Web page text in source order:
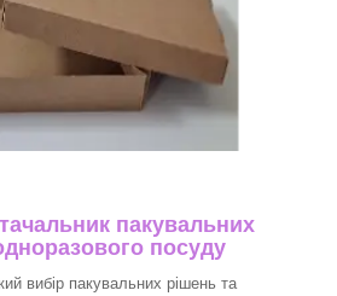
пакувальних
посуду
вибір пакувальних рішень та